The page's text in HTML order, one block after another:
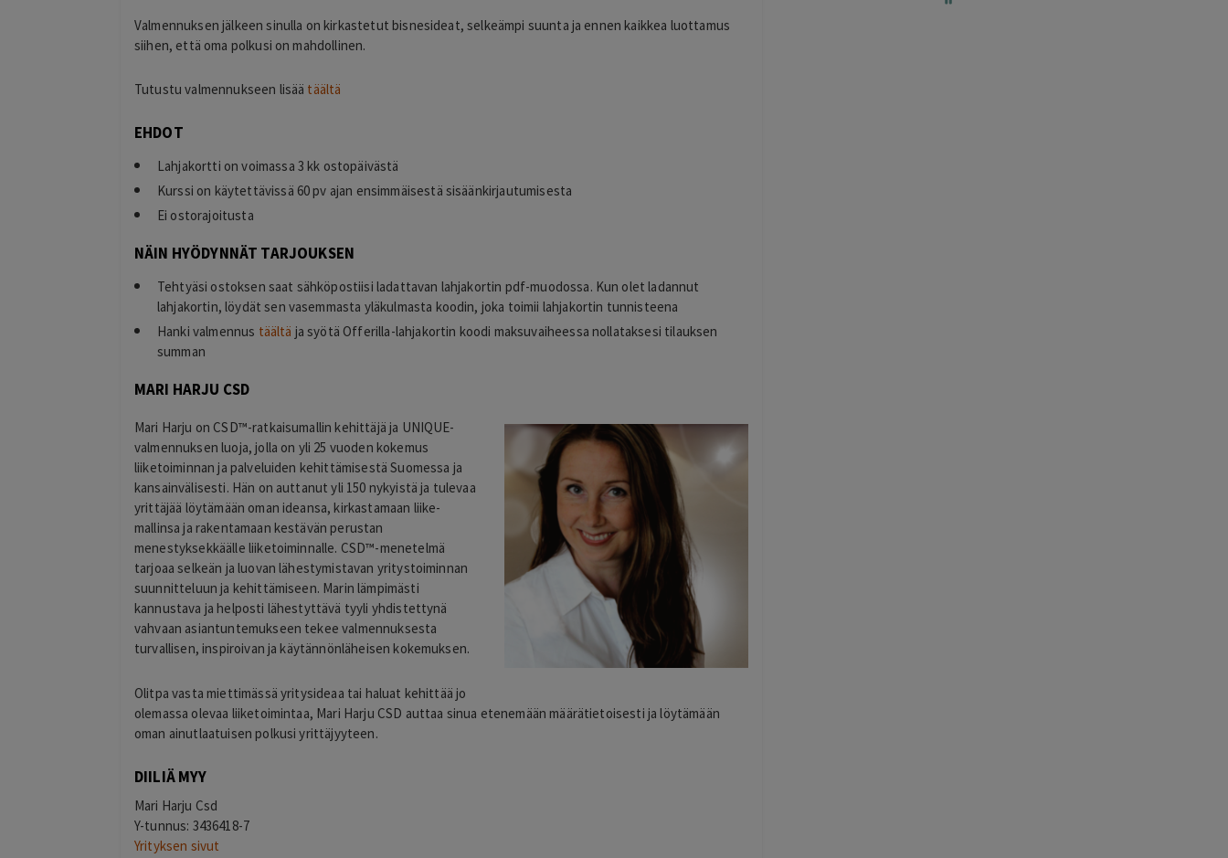
Valmennuksen jälkeen sinulla on kirkastetut bisnesideat, selkeämpi suunta ja ennen kaikkea luottamus
siihen, että oma polkusi on mahdollinen.
Tutustu valmennukseen lisää täältä
EHDOT
Lahjakortti on voimassa 3 kk ostopäivästä
Kurssi on käytettävissä 60 pv ajan ensimmäisestä sisäänkirjautumisesta
Ei ostorajoitusta
NÄIN HYÖDYNNÄT TARJOUKSEN
Tehtyäsi ostoksen saat sähköpostiisi ladattavan lahjakortin pdf-muodossa. Kun olet ladannut
lahjakortin, löydät sen vasemmasta yläkulmasta koodin, joka toimii lahjakortin tunnisteena
Hanki valmennus täältä ja syötä Offerilla-lahjakortin koodi maksuvaiheessa nollataksesi tilauksen
summan
MARI HARJU CSD
Mari Harju on CSD™-ratkaisumallin kehittäjä ja UNIQUE-
valmennuksen luoja, jolla on yli 25 vuoden kokemus
liiketoiminnan ja palveluiden kehittämisestä Suomessa ja
kansainvälisesti. Hän on auttanut yli 150 nykyistä ja tulevaa
yrittäjää löytämään oman ideansa, kirkastamaan liike­
mallinsa ja rakentamaan kestävän perustan
menestyksekkäälle liiketoiminnalle. CSD™-menetelmä
tarjoaa selkeän ja luovan lähestymistavan yritystoiminnan
suunnitteluun ja kehittämiseen. Marin lämpimästi
kannustava ja helposti lähestyttävä tyyli yhdistettynä
vahvaan asiantuntemukseen tekee valmennuksesta
turvallisen, inspiroivan ja käytännönläheisen kokemuksen.
Olitpa vasta miettimässä yritysideaa tai haluat kehittää jo
olemassa olevaa liiketoimintaa, Mari Harju CSD auttaa sinua etenemään määrätietoisesti ja löytämään
oman ainutlaatuisen polkusi yrittäjyyteen.
DIILIÄ MYY
Mari Harju Csd
Y-tunnus: 3436418-7
Yrityksen sivut